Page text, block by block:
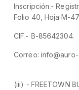
Inscripción.-
Folio 40, Hoja M-
CIF.- B-85642304.
Correo:
(iii) - FREETOWN